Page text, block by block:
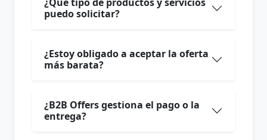
puedo solicitar?
¿Estoy obligado a aceptar la oferta
más barata?
¿B2B Offers gestiona el pago o la
entrega?